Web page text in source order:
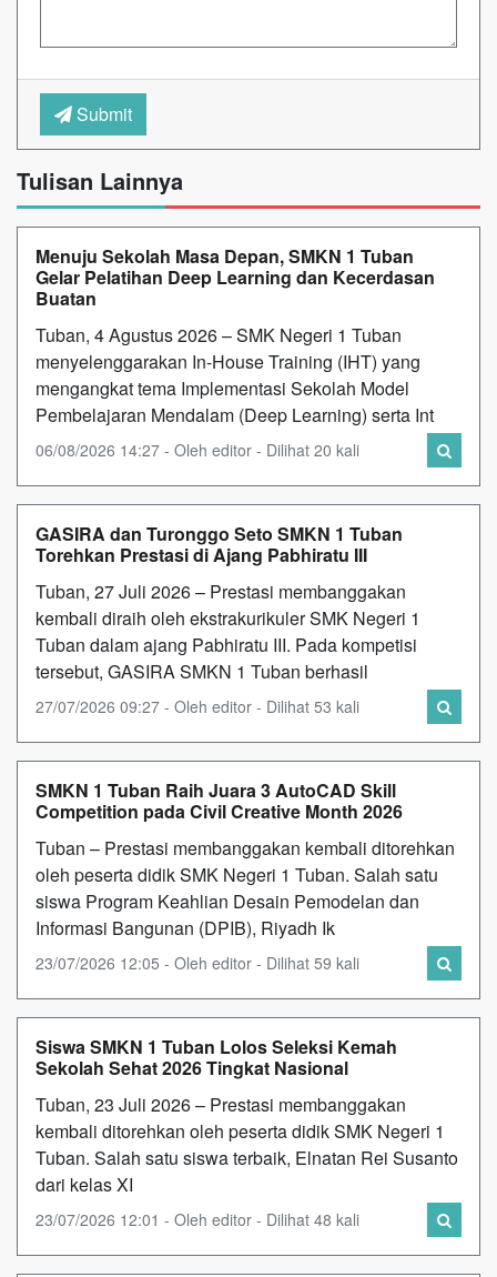
Submit
Tulisan Lainnya
Menuju Sekolah Masa Depan, SMKN 1 Tuban
Gelar Pelatihan Deep Learning dan Kecerdasan
Buatan
Tuban, 4 Agustus 2026 – SMK Negeri 1 Tuban
menyelenggarakan In-House Training (IHT) yang
mengangkat tema Implementasi Sekolah Model
Pembelajaran Mendalam (Deep Learning) serta Int
06/08/2026 14:27 - Oleh editor - Dilihat 20 kali
GASIRA dan Turonggo Seto SMKN 1 Tuban
Torehkan Prestasi di Ajang Pabhiratu III
Tuban, 27 Juli 2026 – Prestasi membanggakan
kembali diraih oleh ekstrakurikuler SMK Negeri 1
Tuban dalam ajang Pabhiratu III. Pada kompetisi
tersebut, GASIRA SMKN 1 Tuban berhasil
27/07/2026 09:27 - Oleh editor - Dilihat 53 kali
SMKN 1 Tuban Raih Juara 3 AutoCAD Skill
Competition pada Civil Creative Month 2026
Tuban – Prestasi membanggakan kembali ditorehkan
oleh peserta didik SMK Negeri 1 Tuban. Salah satu
siswa Program Keahlian Desain Pemodelan dan
Informasi Bangunan (DPIB), Riyadh Ik
23/07/2026 12:05 - Oleh editor - Dilihat 59 kali
Siswa SMKN 1 Tuban Lolos Seleksi Kemah
Sekolah Sehat 2026 Tingkat Nasional
Tuban, 23 Juli 2026 – Prestasi membanggakan
kembali ditorehkan oleh peserta didik SMK Negeri 1
Tuban. Salah satu siswa terbaik, Elnatan Rei Susanto
dari kelas XI
23/07/2026 12:01 - Oleh editor - Dilihat 48 kali